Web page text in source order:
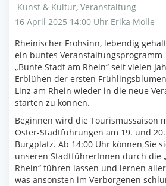
Kunst & Kultur, Veranstaltung
16 April 2025 14:00 Uhr Erika Molle
Rheinischer Frohsinn, lebendig
ein buntes Veranstaltungsprogramm
„Bunte Stadt am Rhein“ seit vielen
Erblühen der ersten
Linz am Rhein wieder in die neue
starten zu können.
Beginnen wird die Tourismussaison
Oster-Stadtführungen am 19. und
Burgplatz. Ab 14:00 Uhr können Sie
unseren StadtführerInnen durch die
Rhein“ führen lassen und lernen
was ansonsten im Verborgenen